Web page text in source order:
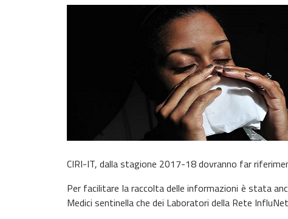
CIRI-IT, dalla stagione 2017-18 dovranno far
Per facilitare la raccolta delle informazioni è stata
Medici sentinella che dei Laboratori della Rete